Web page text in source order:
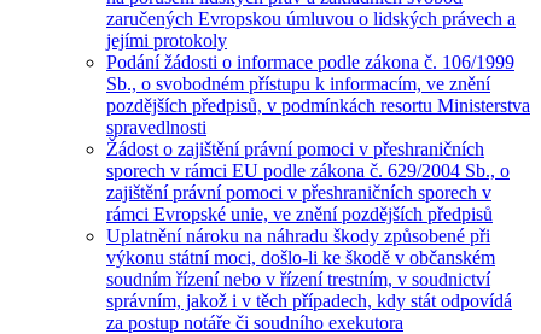
zaručených Evropskou úmluvou o lidských právech a
jejími protokoly
Podání žádosti o informace podle zákona č. 106/1999
Sb., o svobodném přístupu k informacím, ve znění
pozdějších předpisů, v podmínkách resortu Ministerstva
spravedlnosti
Žádost o zajištění právní pomoci v přeshraničních
sporech v rámci EU podle zákona č. 629/2004 Sb., o
zajištění právní pomoci v přeshraničních sporech v
rámci Evropské unie, ve znění pozdějších předpisů
Uplatnění nároku na náhradu škody způsobené při
výkonu státní moci, došlo-li ke škodě v občanském
soudním řízení nebo v řízení trestním, v soudnictví
správním, jakož i v těch případech, kdy stát odpovídá
za postup notáře či soudního exekutora